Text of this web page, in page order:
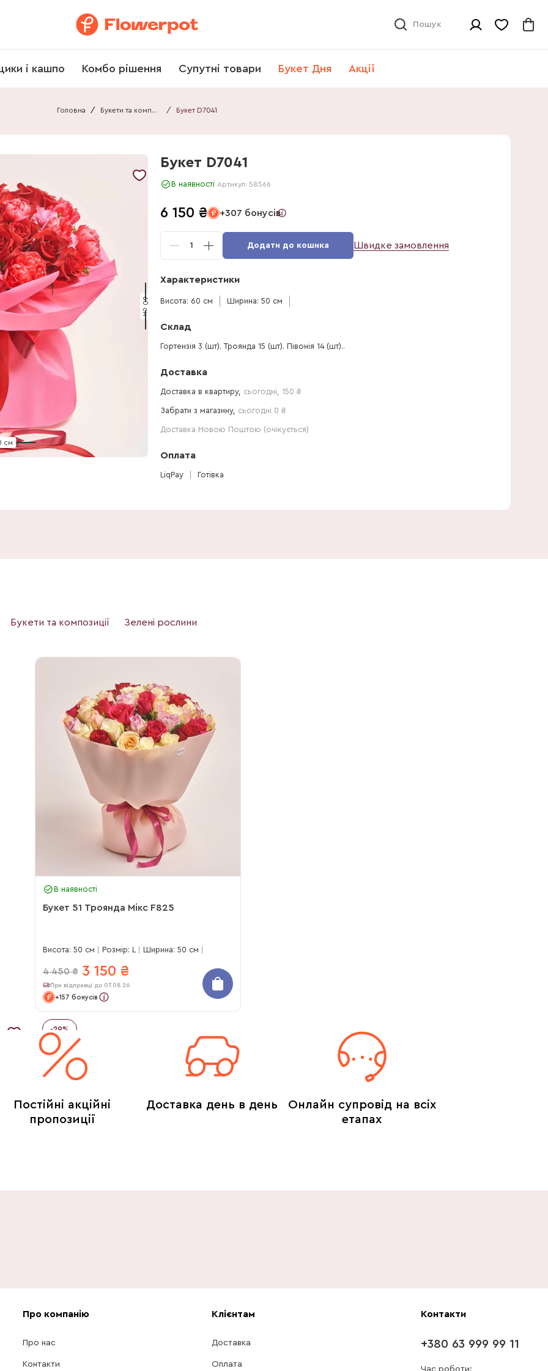
Пошук
і кашпо Комбо рішення Супутні товари Букет Дня Акції
Головна / Букети та композиції / Букет D7041
60 см
см
Букет D7041
В наявності Артикул: 58566
6 150 ₴ +307 бонусів
1 Додати до кошика Швидке замовлення
Характеристики
Висота: 60 см Ширина: 50 см
Склад
Гортензія 3 (шт). Троянда 15 (шт). Півонія 14 (шт)..
Доставка
Доставка в квартиру, сьогодні 150 ₴
Забрати з магазину, сьогодні 0 ₴
Доставка Новою Поштою (очікується)
Оплата
LiqPay Готівка
Букети та композиції Зелені рослини
В наявності
Букет 51 Троянда Мікс F825
Висота: 50 см Розмір: L Ширина: 50 см
4 450 ₴ 3 150 ₴
При відправці до 07.08.26
+157 бонусів
-29%
Постійні акційні
пропозиції
Доставка день в день
Онлайн супровід на всіх
етапах
Про компанію
Про нас
Контакти
Клієнтам
Доставка
Оплата
Контакти
+380 63 999 99 11
Час роботи: